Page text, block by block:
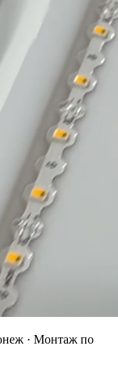
· Монтаж по